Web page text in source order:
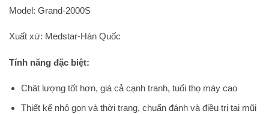
Model: Grand-2000S
Xuất xứ: Medstar-Hàn Quốc
Tính năng đặc biệt:
Chât lượng tốt hơn, giá cả cạnh tranh, tuổi thọ máy cao
Thiết kế nhỏ gọn và thời trang, chuẩn đánh và điều trị tai mũi